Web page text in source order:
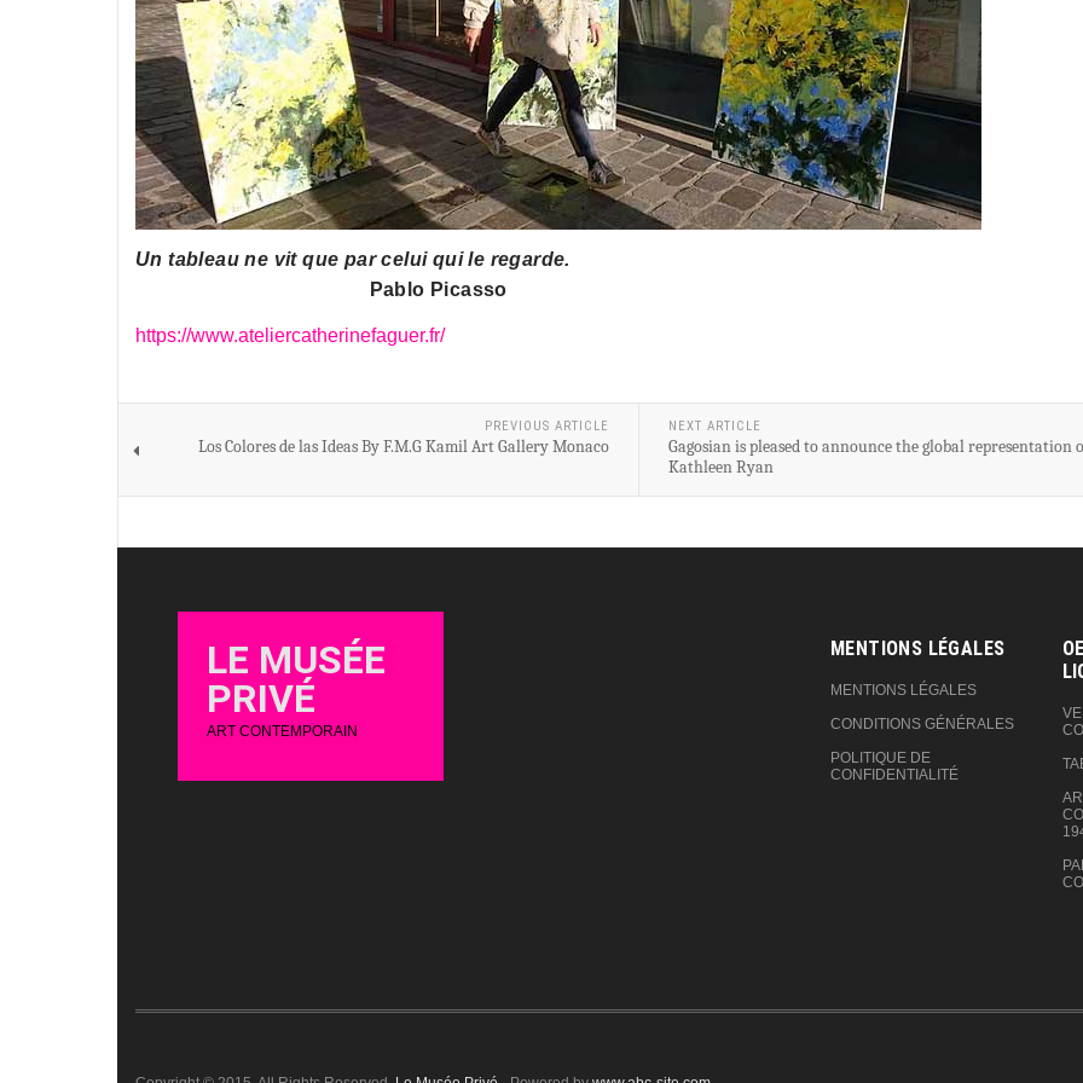
Un tableau ne vit que par celui qui le regarde.
Pablo Picasso
https://www.ateliercatherinefaguer.fr/
PREVIOUS ARTICLE
Los Colores de las Ideas By F.M.G Kamil Art Gallery Monaco
NEXT ARTICLE
Gagosian is pleased to announce the global representation
Kathleen Ryan
LE MUSÉE
PRIVÉ
ART CONTEMPORAIN
MENTIONS LÉGALES
MENTIONS LÉGALES
CONDITIONS GÉNÉRALES
POLITIQUE DE
CONFIDENTIALITÉ